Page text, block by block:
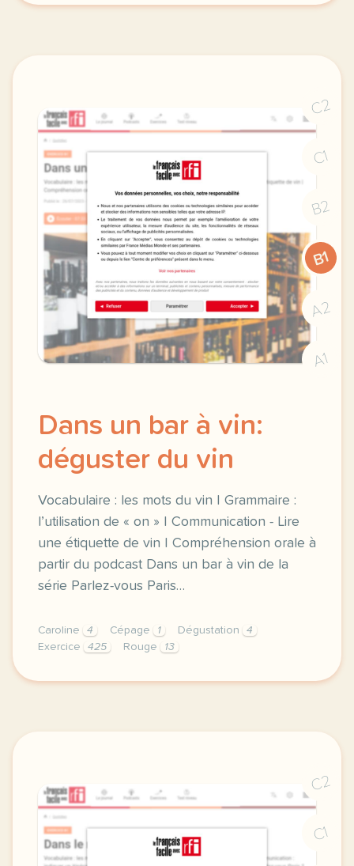
C2
C1
B2
B1
A2
A1
Dans un bar à vin:
déguster du vin
Vocabulaire : les mots du vin | Grammaire :
l’utilisation de « on » | Communication - Lire
une étiquette de vin | Compréhension orale à
partir du podcast Dans un bar à vin de la
série Parlez-vous Paris…
Caroline 4 Cépage 1 Dégustation
4
Exercice
425 Rouge 13
exercice b1 dans un bar a vin deguster du vin
C2
C1